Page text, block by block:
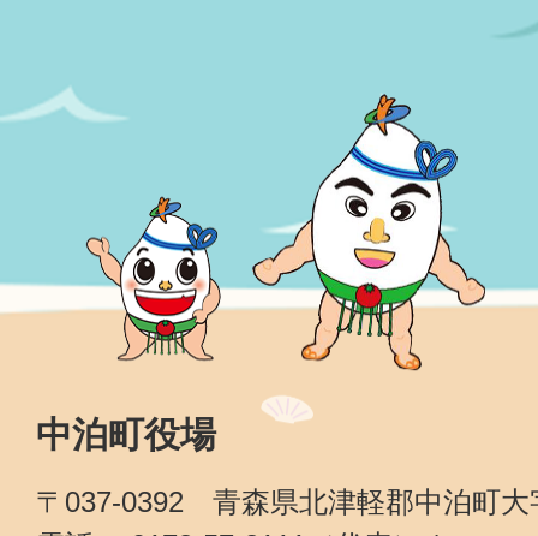
中泊町役場
〒037-0392 青森県北津軽郡中泊町大